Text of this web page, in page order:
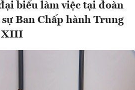
biểu làm việc tại đoàn
Ban Chấp hành Trung
XIII